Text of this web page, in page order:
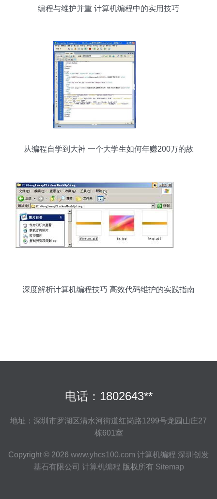
编程与维护并重 计算机编程中的实用技巧
从编程自学到大神 一个大学生如何年赚200万的故
深度解析计算机编程技巧 高效代码维护的实践指南
电话：1802643**
地址：深圳市罗湖区清水河街道红岗路1299号龙园山庄27
栋601室
Copyright © 2026 www.yhcs100.com 计算机编程 深圳创发
基石有限公司 计算机编程 版权所有 Sitemap